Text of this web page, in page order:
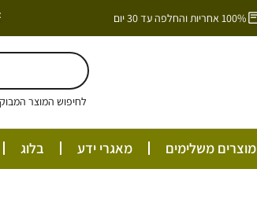
100% אחריות והחלפה עד 30 יום
לחיפוש המוצר
מוצרים משלימים מאגרי ידע בלוג